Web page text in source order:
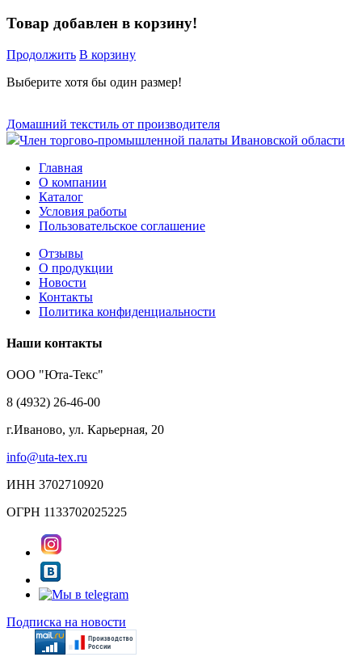
Товар добавлен в корзину!
Продолжить В корзину
Выберите хотя бы один размер!
Домашний текстиль от производителя
Член торгово-промышленной палаты Ивановской области
Главная
О компании
Каталог
Условия работы
Пользовательское соглашение
Отзывы
О продукции
Новости
Контакты
Политика конфиденциальности
Наши контакты
ООО "Юта-Текс"
8 (4932) 26-46-00
г.Иваново, ул. Карьерная, 20
info@uta-tex.ru
ИНН 3702710920
ОГРН 1133702025225
Подписка на новости